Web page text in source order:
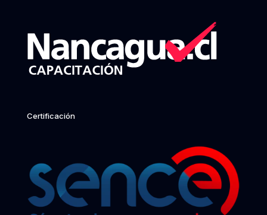
Certificación